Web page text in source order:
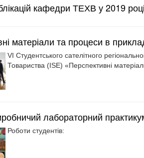
кафедри ТЕХВ у 2019 році
матеріали та процеси в
VІ Студентського сателітного
Товариства (ISE) «Перспективні
лабораторний
Роботи студентів: